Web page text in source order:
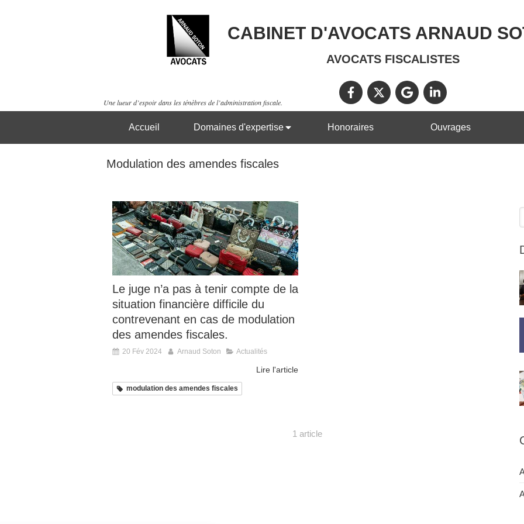
CABINET D'AVOCATS ARNAUD
AVOCATS FISCALISTES
Une lueur d’espoir dans les ténèbres de l’administration fiscale.
Accueil Domaines d'expertise Honoraires Ouvrages
Modulation des amendes fiscales
Le juge n’a pas à tenir compte de la
situation financière difficile du
contrevenant en cas de modulation
des amendes fiscales.
20 Fév 2024 Arnaud Soton Actualités
Lire l'article
modulation des amendes fiscales
1 article